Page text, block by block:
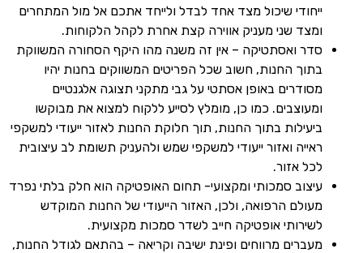
ייחודי שיכול מצד אחד לבדל ולייחד אתכם אל מול המתחרים
ומצד שני מעניק אווירה קצת אחרת לקהל הלקוחות.
סדר ואסתטיקה – אין זה משנה מהו היקף הסחורה המשווקת
בתוך החנות, חשוב שכל הפריטים המשווקים בחנות יהיו
מסודרים באופן אסתטי על גבי מתקני תצוגה אלגנטיים
ומעוצבים. כמו כן, מומלץ לסייע ללקוח למצוא את מבוקשו
ביעילות בתוך החנות, תוך חלוקת החנות לאזור ייעודי למשקפי
ראייה ואזור ייעודי למשקפי שמש ולהעניק תשומת לב עיצובית
לכל אזור.
עיצוב סמכותי ומקצועי- תחום האופטיקה הוא חלק בלתי נפרד
מעולם הרפואה, ולכן, האזור הייעודי של החנות המוקדש
לשירותי אופטיקה חייב לשדר סמכות מקצועית.
מעברים מרווחים ופינת ישיבה וקריאה – בהתאם לגודל החנות,